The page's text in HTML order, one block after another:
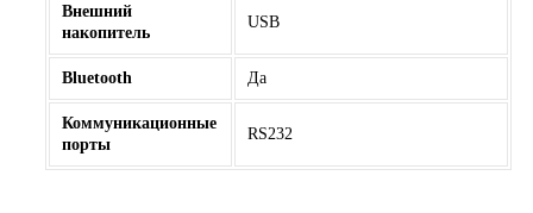
Внешний
накопитель
USB
Bluetooth Да
Коммуникационные
порты
RS232